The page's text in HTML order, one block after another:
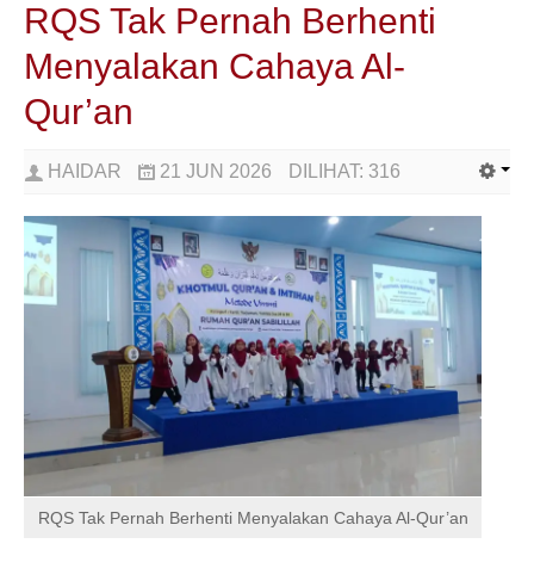
RQS Tak Pernah Berhenti
Menyalakan Cahaya Al-
Qur’an
HAIDAR 21 JUN 2026 DILIHAT: 316
RQS Tak Pernah Berhenti Menyalakan Cahaya Al-Qur’an